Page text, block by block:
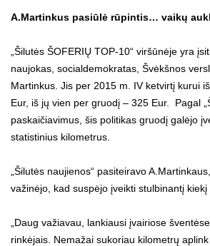
A.Martinkus pasiūlė rūpintis… vaikų
„Šilutės ŠOFERIŲ TOP-10“ viršūnėje yra
naujokas, socialdemokratas, Švėkšnos
Martinkus. Jis per 2015 m. IV ketvirtį kurui
Eur, iš jų vien per gruodį – 325 Eur. Pagal
paskaičiavimus, šis politikas gruodį galėjo
statistinius kilometrus.
„Šilutės naujienos“ pasiteiravo
važinėjo, kad suspėjo įveikti stulbinantį
„Daug važiavau, lankiausi įvairiose
rinkėjais. Nemažai sukoriau kilometrų